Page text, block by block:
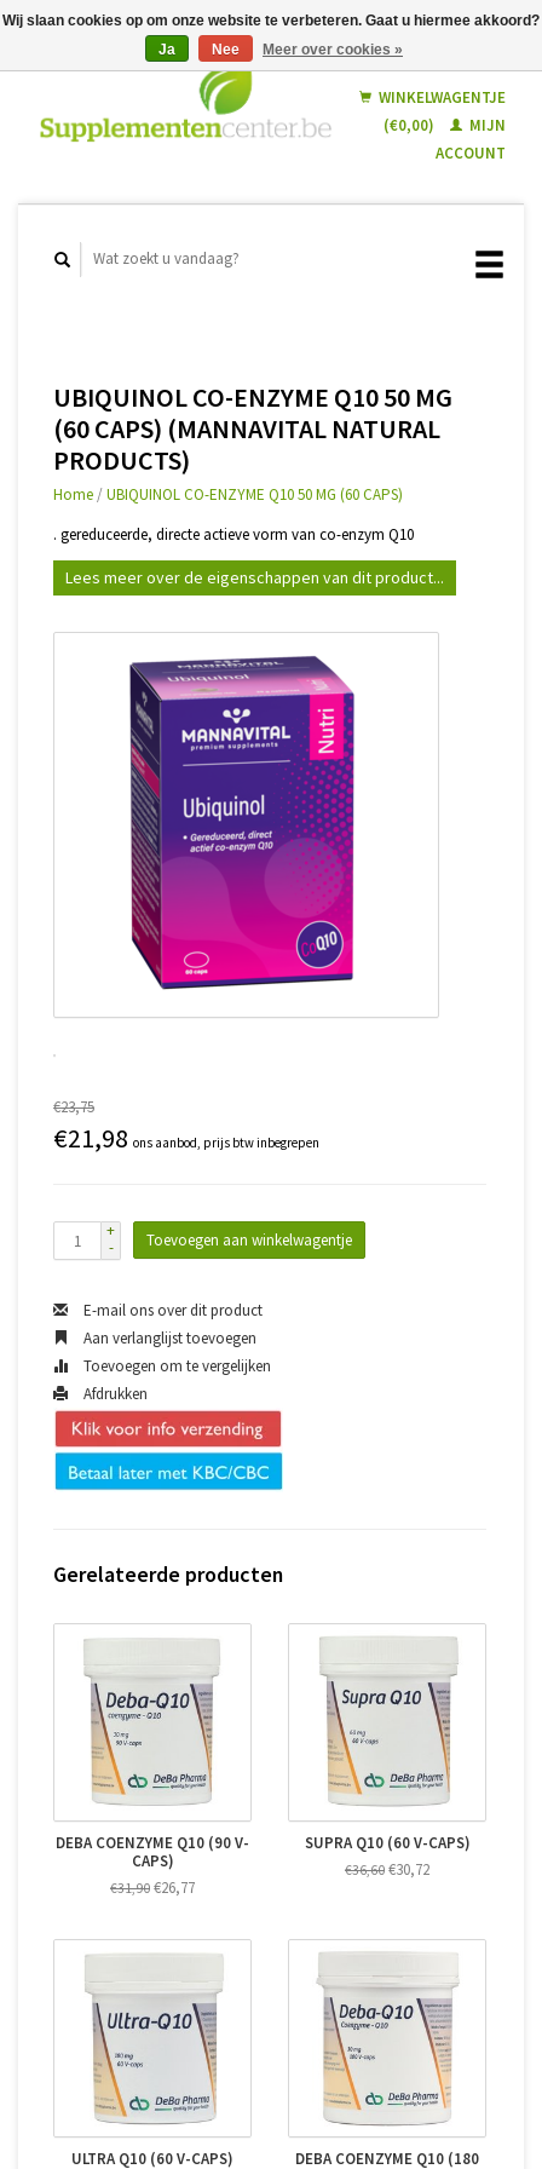
Nederlands
WINKELWAGENTJE
(€0,00)
MIJN
ACCOUNT
UBIQUINOL CO-ENZYME Q10 50 MG
(60 CAPS) (MANNAVITAL NATURAL
PRODUCTS)
Home /UBIQUINOL CO-ENZYME Q10 50 MG (60 CAPS)
. gereduceerde, directe actieve vorm van co-enzym Q10
Lees meer over de eigenschappen van dit product...
€23,75
€21,98 ons aanbod, prijs btw inbegrepen
+
-
Toevoegen aan winkelwagentje
E-mail ons over dit product
Aan verlanglijst toevoegen
Toevoegen om te vergelijken
Afdrukken
Gerelateerde producten
DEBA COENZYME Q10 (90 V-
CAPS)
€31,90 €26,77
SUPRA Q10 (60 V-CAPS)
€36,60 €30,72
ULTRA Q10 (60 V-CAPS)
DEBA COENZYME Q10 (180
Wij slaan cookies op om onze website te verbeteren. Gaat u hiermee akkoord?
Ja
Nee Meer over cookies »